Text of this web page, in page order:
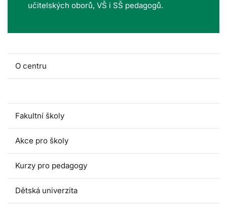
učitelských oborů, VŠ i SŠ pedagogů.
O centru
Fakultní školy
Akce pro školy
Kurzy pro pedagogy
Dětská univerzita